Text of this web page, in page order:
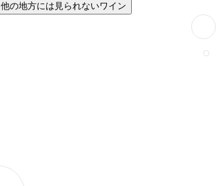
他の地方には見られないワイン